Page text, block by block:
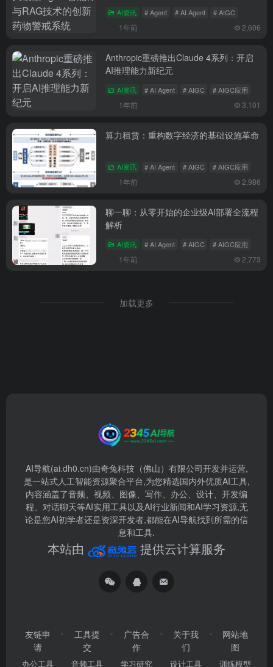
AI资讯 # Agent # AI Agent # AIGC
1年前 2,606
Anthropic重磅推出Claude 4系列：开启
AI推理能力新纪元
AI资讯 # AI Agent # AIGC # AIGC应用
1年前 3,101
算力租赁：重构数字经济的基础设施革命
AI资讯 # AI Agent # AIGC # AIGC应用
1年前 2,986
聊一聊：从零开始的企业级AI部署全流程
解析
AI资讯 # AI Agent # AIGC # AIGC应用
1年前 2,773
加载更多
AI导航(ai.dh0.cn)由奇兔科技（佛山）有限公司开发并运营,
是一站式人工智能资源聚合平台,为您精选国内外优质AI工具,
内容涵盖了音频、视频、图像、写作、办公、设计、开发编
程、对话聊天等AI实用工具以及AI行业新闻和AI学习资源,无
论是您AI初学者还是资深开发者,都能在AI导航找到所需的信
息和工具.
本站由 提供云计算服务
友链申
请
办公工具
工具提
交
音频工具
广告合
作
学习研究
关于我
们
设计工具
网站地
图
训练模型